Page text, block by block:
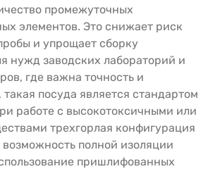
промежуточных
элементов. Это снижает риск
и упрощает сборку
нужд заводских лабораторий и
где важна точность и
такая посуда является стандартом
работе с высокотоксичными или
трехгорлая конфигурация
возможность полной изоляции
пришлифованных